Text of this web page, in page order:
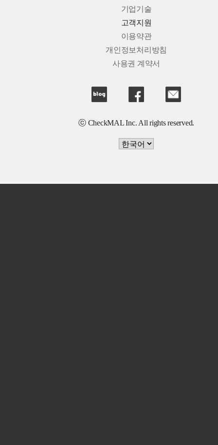
기업기술
고객지원
이용약관
개인정보처리방침
사용권 계약서
ⓒ CheckMAL Inc. All rights reserved.